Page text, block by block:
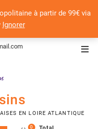
à partir de 99€ via
Ignorer
EN LOIRE ATLANTIQUE
0